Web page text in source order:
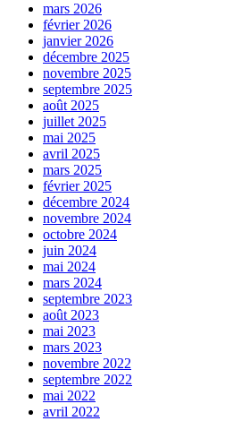
mars 2026
février 2026
janvier 2026
décembre 2025
novembre 2025
septembre 2025
août 2025
juillet 2025
mai 2025
avril 2025
mars 2025
février 2025
décembre 2024
novembre 2024
octobre 2024
juin 2024
mai 2024
mars 2024
septembre 2023
août 2023
mai 2023
mars 2023
novembre 2022
septembre 2022
mai 2022
avril 2022